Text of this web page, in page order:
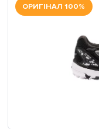
ОРИГІНАЛ 100%